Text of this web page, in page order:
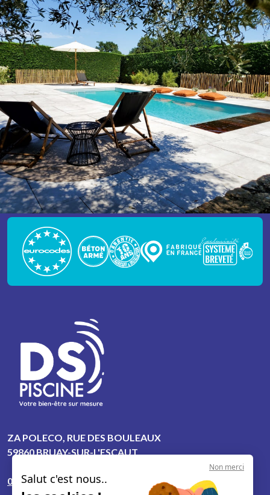
ZA POLECO, RUE DES BOULEAUX
59860 BRUAY-SUR-L'ESCAUT
06 50 23 55 82
Non merci
Salut c'est nous..